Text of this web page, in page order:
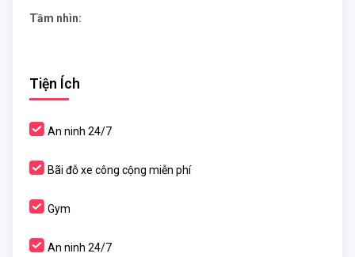
Tầm nhìn:
Tiện Ích
An ninh 24/7
Bãi đỗ xe công cộng miễn phí
Gym
An ninh 24/7